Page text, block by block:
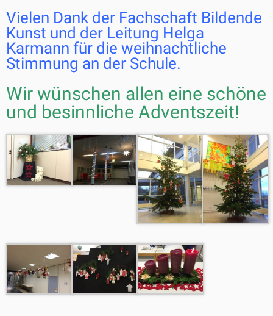
Vielen Dank der Fachschaft Bildende
Kunst und der Leitung Helga
Karmann für die weihnachtliche
Stimmung an der Schule.
Wir wünschen allen eine schöne
und besinnliche Adventszeit!